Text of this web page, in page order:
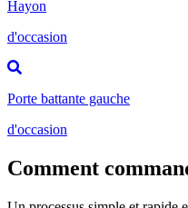
Hayon
d'occasion
Porte battante gauche
d'occasion
Comment